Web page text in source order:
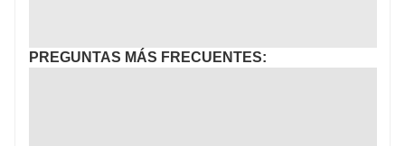
PREGUNTAS MÁS FRECUENTES: